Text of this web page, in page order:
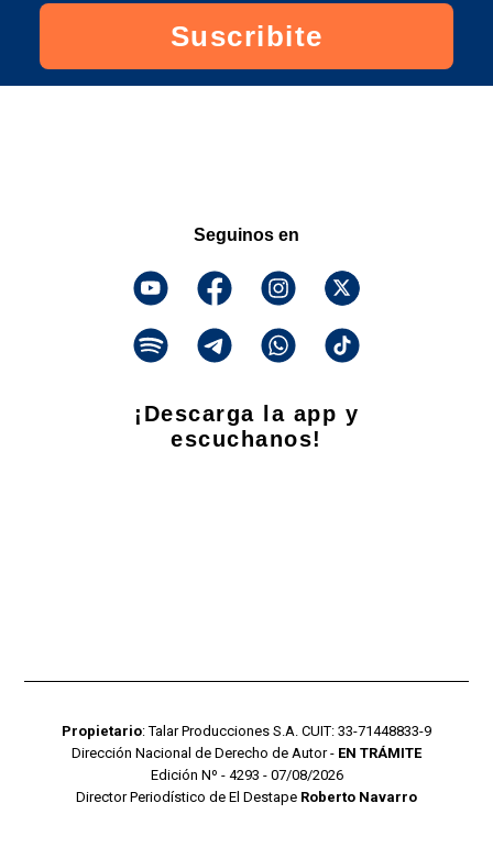
Suscribite
Seguinos en
¡Descarga la app y
escuchanos!
Propietario: Talar Producciones S.A. CUIT: 33-71448833-9
Dirección Nacional de Derecho de Autor - EN TRÁMITE
Edición Nº - 4293 - 07/08/2026
Director Periodístico de El Destape Roberto Navarro